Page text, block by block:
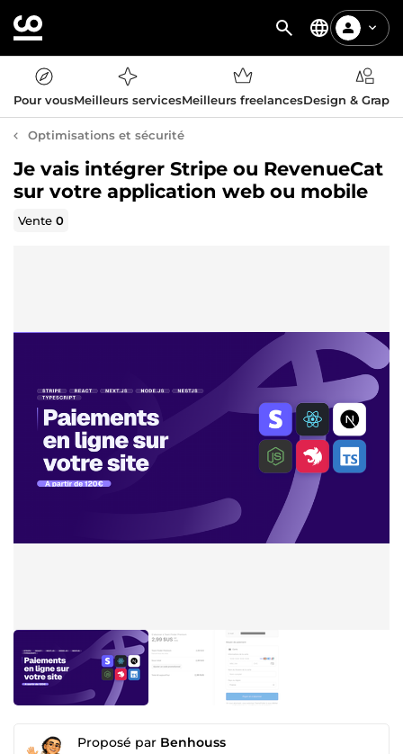
Pour vousMeilleurs servicesMeilleurs freelancesDesign &
Optimisations et sécurité
Je vais intégrer Stripe ou RevenueCat
sur votre application web ou mobile
Vente0
Proposé par Benhouss